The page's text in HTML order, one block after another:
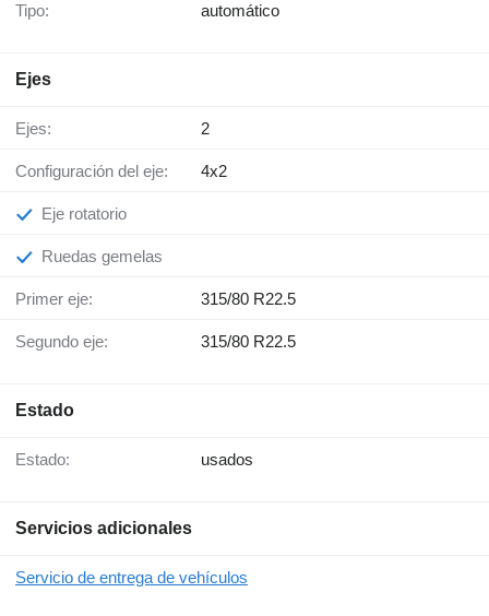
Tipo: automático
Ejes
Ejes: 2
Configuración del eje: 4x2
Eje rotatorio
Ruedas gemelas
Primer eje: 315/80 R22.5
Segundo eje: 315/80 R22.5
Estado
Estado: usados
Servicios adicionales
Servicio de entrega de vehículos